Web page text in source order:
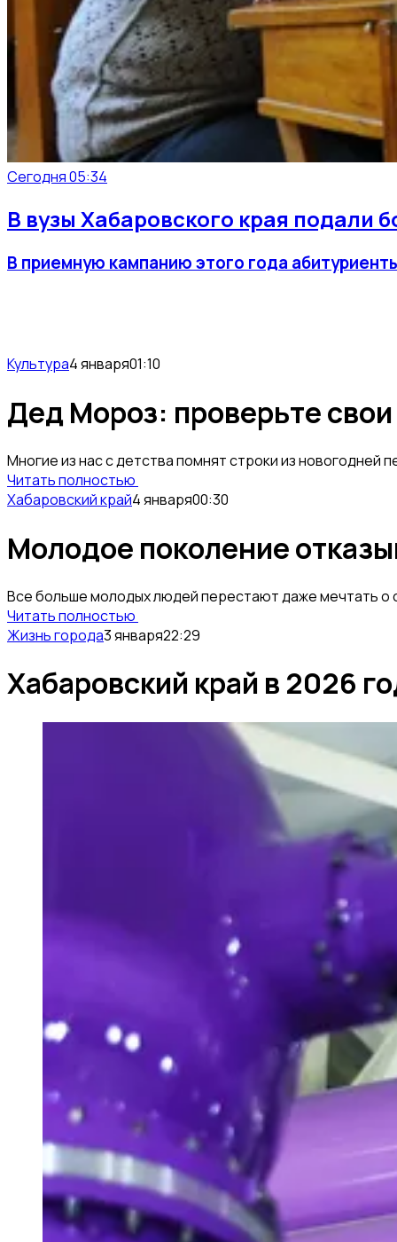
Сегодня 05:34
В вузы Хабаровского края подали
В приемную кампанию этого года
Культура4 января01:10
Дед Мороз: проверьте
Многие из нас с детства помнят строки из новогодней
Читать полностью
Хабаровский край4 января00:30
Молодое поколение
Все больше молодых людей перестают даже мечтать о
Читать полностью
Жизнь города3 января22:29
Хабаровский край в 2026